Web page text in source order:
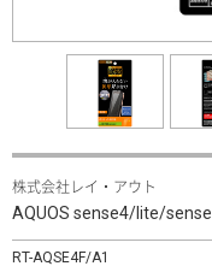
株式会社レイ・アウト
AQUOS sense4/lite/
RT-AQSE4F/A1